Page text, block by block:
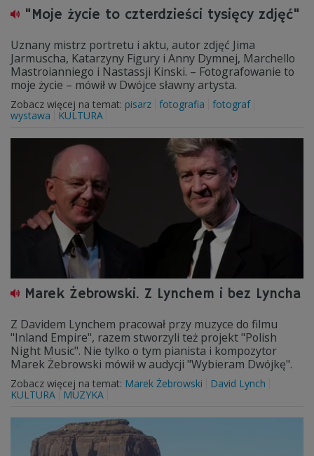
"Moje życie to czterdzieści tysięcy zdjęć"
Uznany mistrz portretu i aktu, autor zdjęć Jima
Jarmuscha, Katarzyny Figury i Anny Dymnej, Marchello
Mastroianniego i Nastassji Kinski. – Fotografowanie to
moje życie – mówił w Dwójce sławny artysta.
Zobacz więcej na temat: pisarz fotografia
fotograf
wystawa
KULTURA
Marek Żebrowski. Z Lynchem i bez Lyncha
Z Davidem Lynchem pracował przy muzyce do filmu
"Inland Empire", razem stworzyli też projekt "Polish
Night Music". Nie tylko o tym pianista i kompozytor
Marek Żebrowski mówił w audycji "Wybieram Dwójkę".
Zobacz więcej na temat: Marek Żebrowski
David Lynch
KULTURA
MUZYKA